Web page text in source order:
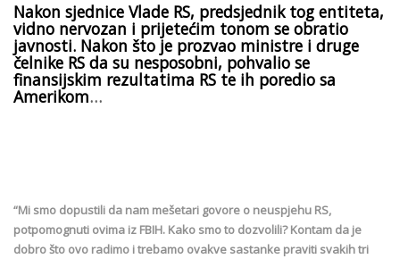
Nakon sjednice Vlade RS, predsjednik tog entiteta,
vidno nervozan i prijetećim tonom se obratio
javnosti. Nakon što je prozvao ministre i druge
čelnike RS da su nesposobni, pohvalio se
finansijskim rezultatima RS te ih poredio sa
Amerikom…
“Mi smo dopustili da nam mešetari govore o neuspjehu RS,
potpomognuti ovima iz FBIH. Kako smo to dozvolili? Kontam da je
dobro što ovo radimo i trebamo ovakve sastanke praviti svakih tri